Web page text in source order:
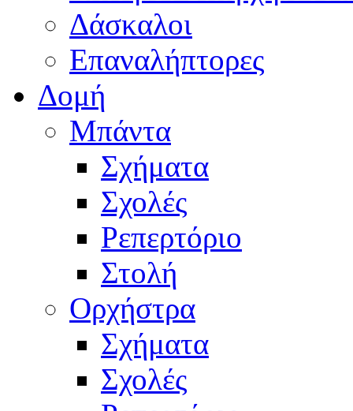
Δάσκαλοι
Επαναλήπτορες
Δομή
Μπάντα
Σχήματα
Σχολές
Ρεπερτόριο
Στολή
Ορχήστρα
Σχήματα
Σχολές